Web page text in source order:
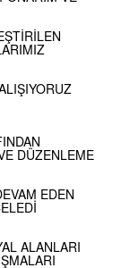
DÜZENLEME
EDEN
ALANLARI